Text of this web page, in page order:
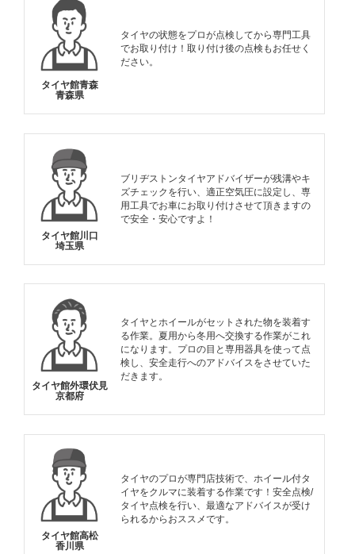
タイヤ館青森
青森県
タイヤの状態をプロが点検してから専門工具
でお取り付け！取り付け後の点検もお任せく
ださい。
タイヤ館川口
埼玉県
ブリヂストンタイヤアドバイザーが残溝やキ
ズチェックを行い、適正空気圧に設定し、専
用工具でお車にお取り付けさせて頂きますの
で安全・安心ですよ！
タイヤ館外環伏見
京都府
タイヤとホイールがセットされた物を装着す
る作業。夏用から冬用へ交換する作業がこれ
になります。プロの目と専用器具を使って点
検し、安全走行へのアドバイスをさせていた
だきます。
タイヤ館高松
香川県
タイヤのプロが専門店技術で、ホイール付タ
イヤをクルマに装着する作業です！安全点検/
タイヤ点検を行い、最適なアドバイスが受け
られるからおススメです。